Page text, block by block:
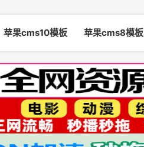
苹果cms10模板 苹果cms8模板